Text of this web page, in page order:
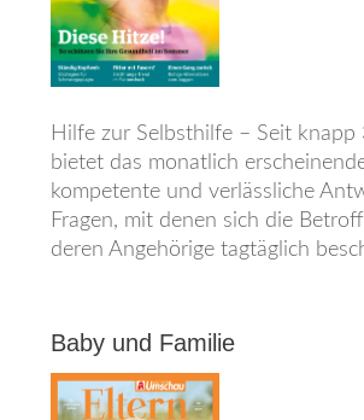
Hilfe zur Selbsthilfe – Seit knapp
bietet das monatlich
kompetente und verlässliche
Fragen, mit denen sich die
deren Angehörige tagtäglich
Baby und Familie